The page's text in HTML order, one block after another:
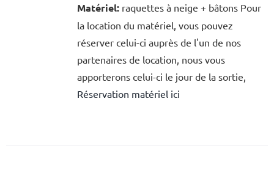
Matériel:raquettes à neige + bâtons Pour
la location du matériel, vous pouvez
réserver celui-ci auprès de l'un de nos
partenaires de location, nous vous
apporterons celui-ci le jour de la sortie,
Réservation matériel ici